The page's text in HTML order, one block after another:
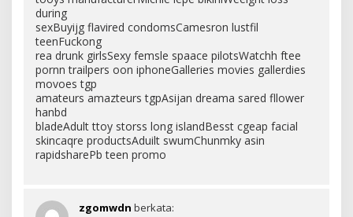
during
sexBuyijg flavired condomsCamesron lustfil
teenFuckong
rea drunk girlsSexy femsle spaace pilotsWatchh ftee
pornn trailpers oon iphoneGalleries movies gallerdies
movoes tgp
amateurs amazteurs tgpAsijan dreama sared fllower
hanbd
bladeAdult ttoy storss long islandBesst cgeap facial
skincaqre productsAduilt swumChunmky asin
rapidsharePb teen promo
zgomwdn berkata: